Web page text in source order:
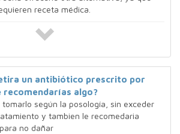
receta médica.
un antibiótico prescrito por
recomendarías algo?
tomarlo según la posología, sin exceder
y tambien le recomedaria
no dañar